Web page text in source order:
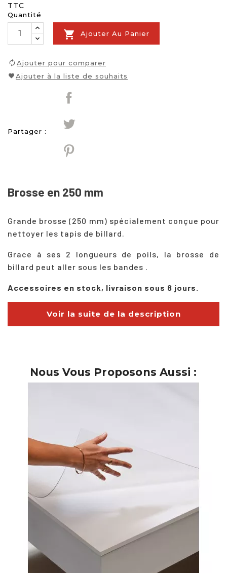
TTC
Quantité
 Ajouter Au Panier
Ajouter pour comparer
Ajouter à la liste de souhaits
Partager :
Brosse en 250 mm
Grande brosse (250 mm) spécialement conçue pour
nettoyer les tapis de billard.
Grace à ses 2 longueurs de poils, la brosse de
billard peut aller sous les bandes .
Accessoires en stock, livraison sous 8 jours.
Voir la suite de la description
Nous Vous Proposons Aussi :